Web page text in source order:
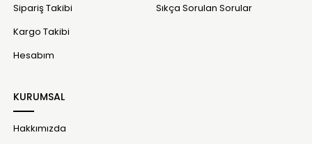
Sipariş Takibi
Kargo Takibi
Hesabım
Sıkça Sorulan Sorular
KURUMSAL
Hakkımızda